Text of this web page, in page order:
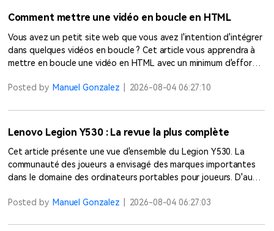
Comment mettre une vidéo en boucle en HTML
Vous avez un petit site web que vous avez l'intention d'intégrer
dans quelques vidéos en boucle ? Cet article vous apprendra à
mettre en boucle une vidéo en HTML avec un minimum d'efforts.
Posted by Manuel Gonzalez 2026-08-04 06:27:10
Lenovo Legion Y530 : La revue la plus complète
Cet article présente une vue d'ensemble du Legion Y530. La
communauté des joueurs a envisagé des marques importantes
dans le domaine des ordinateurs portables pour joueurs. D'autre
Read more >
Posted by Manuel Gonzalez 2026-08-04 06:27:03